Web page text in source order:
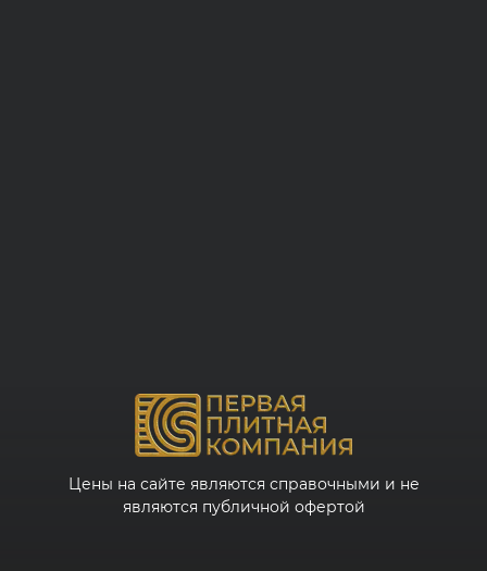
Цены на сайте являются справочными и не
являются публичной офертой